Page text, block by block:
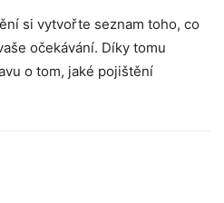
si vytvořte seznam toho, co
očekávání. Díky tomu
o tom, jaké pojištění